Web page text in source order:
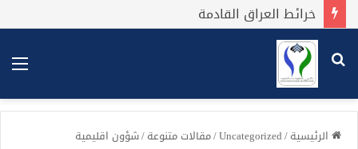
خرائط العراق القادمة
بحث
عن
الرئيسية/
Uncategorized
/مقالات متنوعة/شؤون اقليمية